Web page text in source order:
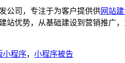
公司，专注于为客户提供供网站
站优势，从基础建设到营销推广
小程序， 小程序被告